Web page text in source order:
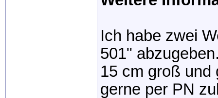
Ich habe zwei
501"
15 cm groß und
gerne per PN